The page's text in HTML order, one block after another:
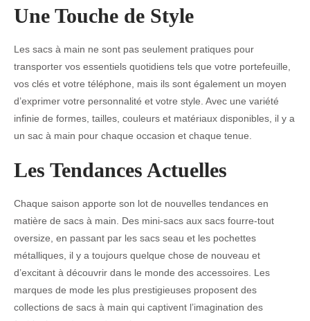
Une Touche de Style
Les sacs à main ne sont pas seulement pratiques pour
transporter vos essentiels quotidiens tels que votre portefeuille,
vos clés et votre téléphone, mais ils sont également un moyen
d’exprimer votre personnalité et votre style. Avec une variété
infinie de formes, tailles, couleurs et matériaux disponibles, il y a
un sac à main pour chaque occasion et chaque tenue.
Les Tendances Actuelles
Chaque saison apporte son lot de nouvelles tendances en
matière de sacs à main. Des mini-sacs aux sacs fourre-tout
oversize, en passant par les sacs seau et les pochettes
métalliques, il y a toujours quelque chose de nouveau et
d’excitant à découvrir dans le monde des accessoires. Les
marques de mode les plus prestigieuses proposent des
collections de sacs à main qui captivent l’imagination des